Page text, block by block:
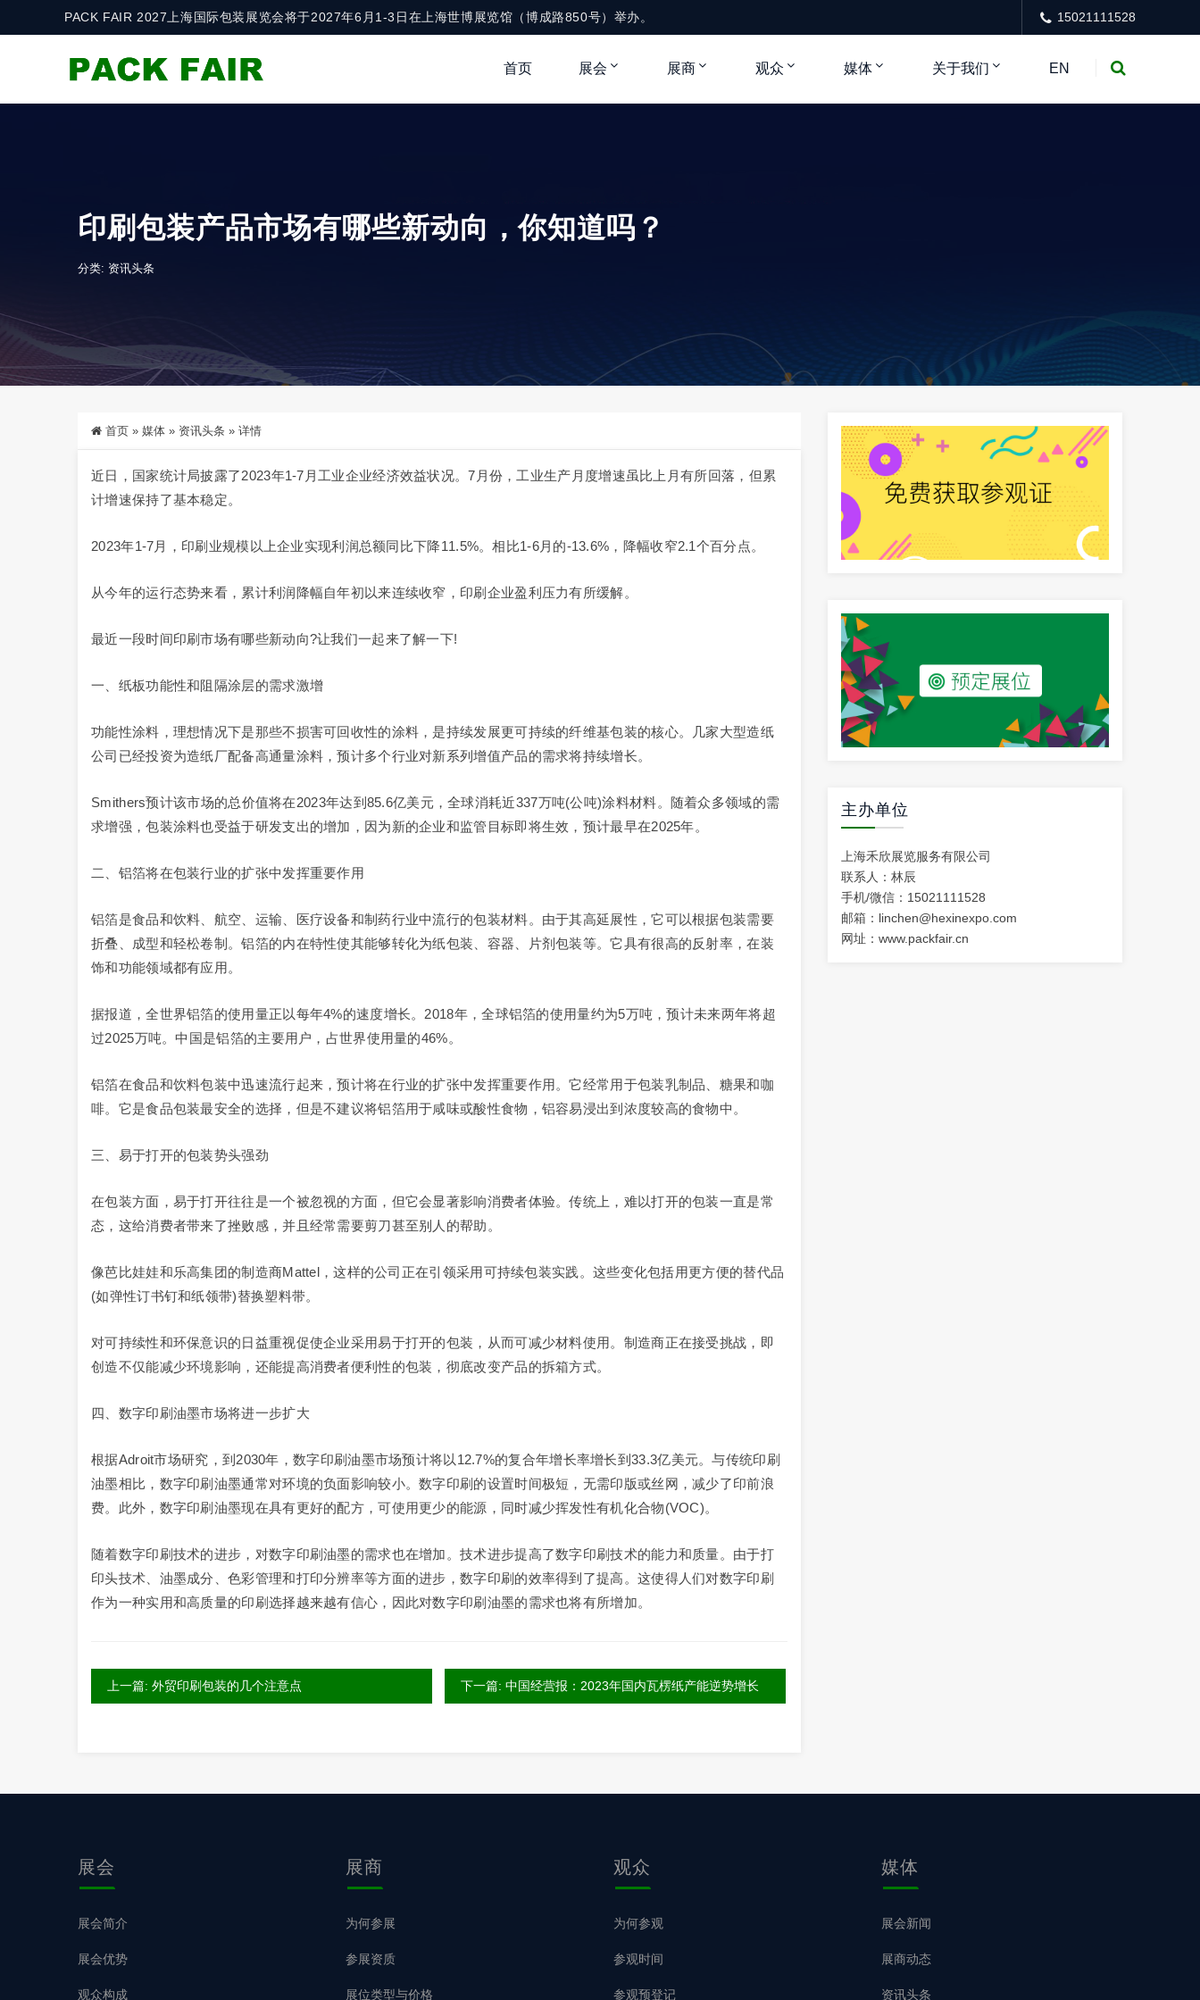
PACK FAIR 2027上海国际包装展览会将于2027年6月1-3日在上海世博展览馆（博成路850号）举办。 15021111528
首页 展会 展商 观众 媒体 关于我们 EN
印刷包装产品市场有哪些新动向，你知道吗？
分类: 资讯头条
首页 » 媒体 » 资讯头条 » 详情
近日，国家统计局披露了2023年1-7月工业企业经济效益状况。7月份，工业生产月度增速虽比上月有所回落，但累
计增速保持了基本稳定。
2023年1-7月，印刷业规模以上企业实现利润总额同比下降11.5%。相比1-6月的-13.6%，降幅收窄2.1个百分点。
从今年的运行态势来看，累计利润降幅自年初以来连续收窄，印刷企业盈利压力有所缓解。
最近一段时间印刷市场有哪些新动向?让我们一起来了解一下!
一、纸板功能性和阻隔涂层的需求激增
功能性涂料，理想情况下是那些不损害可回收性的涂料，是持续发展更可持续的纤维基包装的核心。几家大型造纸
公司已经投资为造纸厂配备高通量涂料，预计多个行业对新系列增值产品的需求将持续增长。
Smithers预计该市场的总价值将在2023年达到85.6亿美元，全球消耗近337万吨(公吨)涂料材料。随着众多领域的需
求增强，包装涂料也受益于研发支出的增加，因为新的企业和监管目标即将生效，预计最早在2025年。
二、铝箔将在包装行业的扩张中发挥重要作用
铝箔是食品和饮料、航空、运输、医疗设备和制药行业中流行的包装材料。由于其高延展性，它可以根据包装需要
折叠、成型和轻松卷制。铝箔的内在特性使其能够转化为纸包装、容器、片剂包装等。它具有很高的反射率，在装
饰和功能领域都有应用。
据报道，全世界铝箔的使用量正以每年4%的速度增长。2018年，全球铝箔的使用量约为5万吨，预计未来两年将超
过2025万吨。中国是铝箔的主要用户，占世界使用量的46%。
铝箔在食品和饮料包装中迅速流行起来，预计将在行业的扩张中发挥重要作用。它经常用于包装乳制品、糖果和咖
啡。它是食品包装最安全的选择，但是不建议将铝箔用于咸味或酸性食物，铝容易浸出到浓度较高的食物中。
三、易于打开的包装势头强劲
在包装方面，易于打开往往是一个被忽视的方面，但它会显著影响消费者体验。传统上，难以打开的包装一直是常
态，这给消费者带来了挫败感，并且经常需要剪刀甚至别人的帮助。
像芭比娃娃和乐高集团的制造商Mattel，这样的公司正在引领采用可持续包装实践。这些变化包括用更方便的替代品
(如弹性订书钉和纸领带)替换塑料带。
对可持续性和环保意识的日益重视促使企业采用易于打开的包装，从而可减少材料使用。制造商正在接受挑战，即
创造不仅能减少环境影响，还能提高消费者便利性的包装，彻底改变产品的拆箱方式。
四、数字印刷油墨市场将进一步扩大
根据Adroit市场研究，到2030年，数字印刷油墨市场预计将以12.7%的复合年增长率增长到33.3亿美元。与传统印刷
油墨相比，数字印刷油墨通常对环境的负面影响较小。数字印刷的设置时间极短，无需印版或丝网，减少了印前浪
费。此外，数字印刷油墨现在具有更好的配方，可使用更少的能源，同时减少挥发性有机化合物(VOC)。
随着数字印刷技术的进步，对数字印刷油墨的需求也在增加。技术进步提高了数字印刷技术的能力和质量。由于打
印头技术、油墨成分、色彩管理和打印分辨率等方面的进步，数字印刷的效率得到了提高。这使得人们对数字印刷
作为一种实用和高质量的印刷选择越来越有信心，因此对数字印刷油墨的需求也将有所增加。
上一篇: 外贸印刷包装的几个注意点 下一篇: 中国经营报：2023年国内瓦楞纸产能逆势增长
主办单位
上海禾欣展览服务有限公司
联系人：林辰
手机/微信：15021111528
邮箱：linchen@hexinexpo.com
网址： www.packfair.cn
展会
展会简介
展会优势
观众构成
展商
为何参展
参展资质
展位类型与价格
观众
为何参观
参观时间
参观预登记
媒体
展会新闻
展商动态
资讯头条